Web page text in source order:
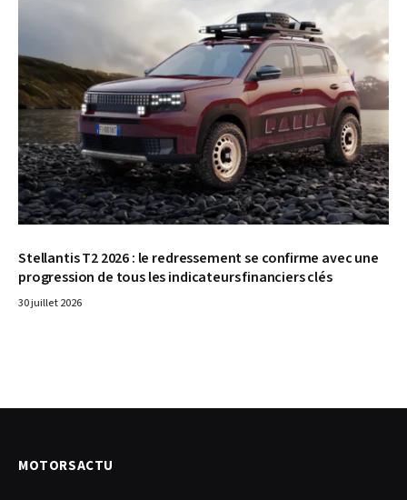
Stellantis T2 2026 : le redressement se confirme avec une
progression de tous les indicateurs financiers clés
30 juillet 2026
MOTORSACTU